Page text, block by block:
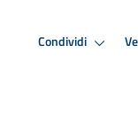
Condividi